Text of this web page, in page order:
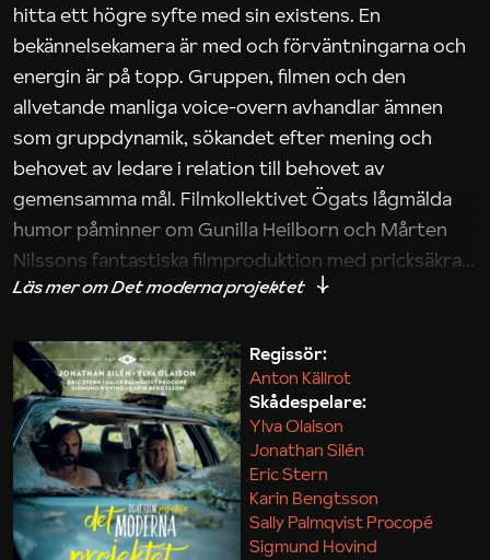
hitta ett högre syfte med sin existens. En
bekännelsekamera är med och förväntningarna och
energin är på topp. Gruppen, filmen och den
allvetande manliga voice-overn avhandlar ämnen
som gruppdynamik, sökandet efter mening och
behovet av ledare i relation till behovet av
gemensamma mål. Filmkollektivet Ögats lågmälda
humor påminner om Gunilla Heilborn och Mårten
Nilssons fantastiska filmproduktion med pricksäkra
iakttagelser om hur svårt det kan vara att omsätta
Maja Kekonius
Regissör:
Anton Källrot
Skådespelare:
Ylva Olaison
Jonathan Silén
Eric Stern
Karin Bengtsson
Sally Palmqvist Procopé
Sigmund Hovind